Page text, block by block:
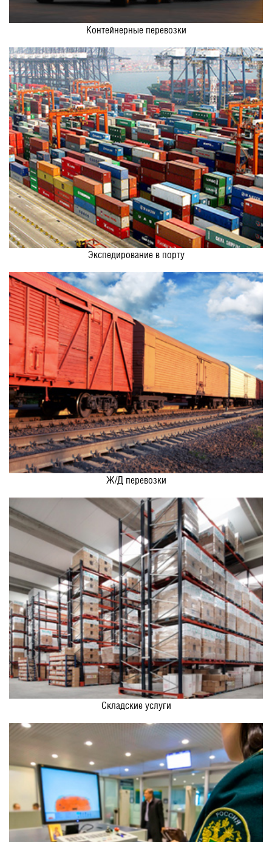
Контейнерные перевозки
Экспедирование в порту
Ж/Д перевозки
Складские услуги